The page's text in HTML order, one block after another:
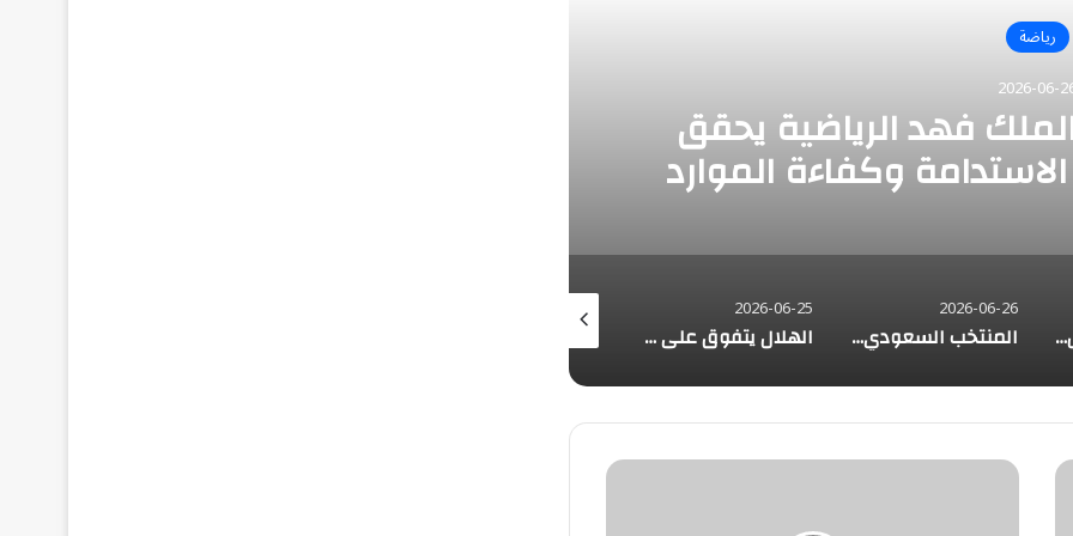
رياضة
2026-06-
فهد الرياضية يحقق
وكفاءة الموارد
لاعبو الأخضر: التأهل لا يزال بأيدينا.. ووضعنا في أفضل سيناريو
2026-06-26
المنتخب السعودي يختتم تحضيراته لمواجهة الرأس الأخضر في كأس العالم
2026-06-25
الهلال يتفوق على النصر ورونالدو في معايير رابطة دوري روشن
2026-06-25
بدعم